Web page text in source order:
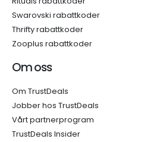
Swarovski rabattkoder
Thrifty rabattkoder
Zooplus rabattkoder
Om oss
Om TrustDeals
Jobber hos TrustDeals
Vårt partnerprogram
TrustDeals Insider